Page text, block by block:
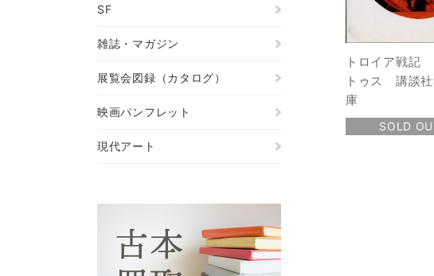
トロイア戦記
トゥス 講談社
庫
SOLD
SF
雑誌・マガジン
展覧会図録（カタログ）
映画パンフレット
現代アート